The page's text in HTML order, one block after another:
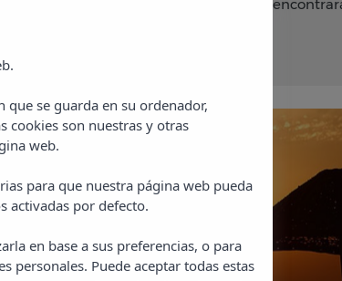
donde todos, adultos y niños, siempre
salir a cenar o a tomar una copa, dando un
de conocer los rincones de interés más
o el Huevo de Colón, situado en la
se guarda en su ordenador,
cookies son nuestras y otras
web.
para que nuestra página web pueda
activadas por defecto.
en base a sus preferencias, o para
personales. Puede aceptar todas estas